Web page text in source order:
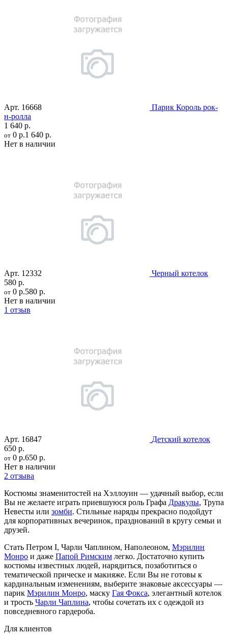
Арт. 16668
Парик Король рок-
н-ролла
1 640 р.
от 0 р.1 640 р.
Нет в наличии
Арт. 12332
Черный котелок
580 р.
от 0 р.580 р.
Нет в наличии
1 отзыв
Арт. 16847
Детский котелок
650 р.
от 0 р.650 р.
Нет в наличии
2 отзыва
Костюмы знаменитостей на Хэллоуин — удачный выбор, если
Вы не желаете играть приевшуюся роль Графа Дракулы, Трупа
Невесты или зомби. Стильные наряды прекрасно подойдут
для корпоративных вечеринок, празднований в кругу семьи и
друзей.
Стать Петром I, Чарли Чаплином, Наполеоном, Мэрилин
Монро и даже Папой Римским легко. Достаточно купить
костюмы известных людей, нарядиться, позаботиться о
тематической прическе и макияже. Если Вы не готовы к
кардинальным изменениям, выберите знаковые аксессуары —
парик Мэрилин Монро, маску Гая Фокса, элегантный котелок
и трость Чарли Чаплина, чтобы сочетать их с одеждой из
повседневного гардероба.
Для клиентов